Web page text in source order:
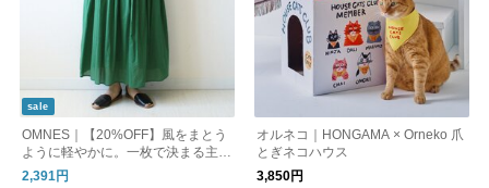
sale
OMNES｜【20%OFF】風をまとう
ように軽やかに。一枚で決まる主役
ロングスカート
2,391円
オルネコ｜HONGAMA × Orneko 爪
とぎネコハウス
3,850円